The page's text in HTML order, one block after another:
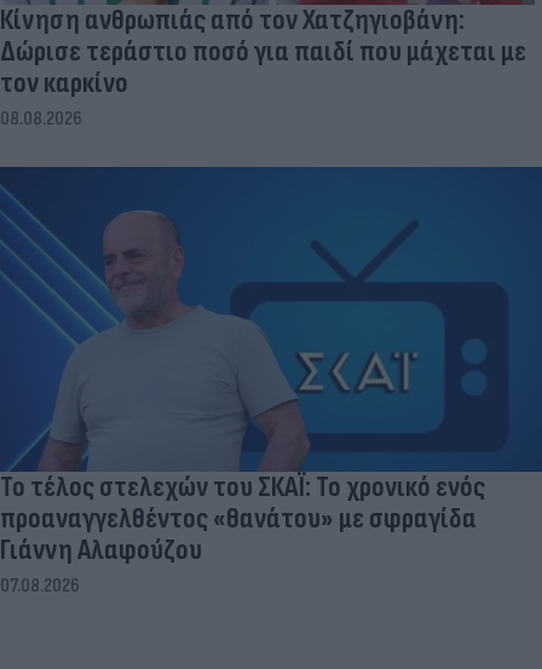
Κίνηση ανθρωπιάς από τον Χατζηγιοβάνη:
Δώρισε τεράστιο ποσό για παιδί που μάχεται με
τον καρκίνο
08.08.2026
Το τέλος στελεχών του ΣΚΑΪ: Το χρονικό ενός
προαναγγελθέντος «θανάτου» με σφραγίδα
Γιάννη Αλαφούζου
07.08.2026